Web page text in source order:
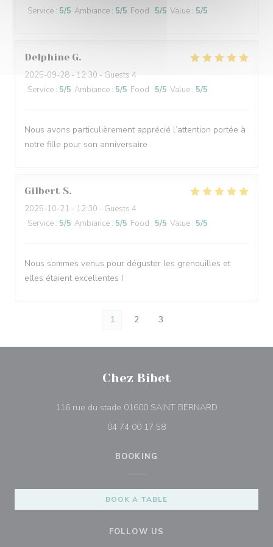
Service : 5/5 Ambiance : 5/5 Food : 5/5 Value : 5/5
Delphine G
2025-09-28 - 12:30 - Guests 4
Service : 5/5 Ambiance : 5/5 Food : 5/5 Value : 5/5
Nous avons particulièrement apprécié l’attention portée à
notre fille pour son anniversaire
Gilbert S
2025-10-21 - 12:30 - Guests 4
Service : 5/5 Ambiance : 5/5 Food : 5/5 Value : 5/5
Nous sommes venus pour déguster les grenouilles et
elles étaient excellentes !
1 2 3
Chez Bibet
116 rue du stade 01600 SAINT BERNARD
04 74 00 17 58
BOOKING
BOOK A TABLE
FOLLOW US